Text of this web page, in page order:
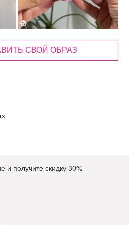
СВОЙ ОБРАЗ
и получите скидку 30%